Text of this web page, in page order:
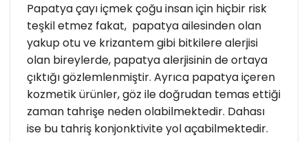
Papatya çayı içmek çoğu insan için hiçbir risk
teşkil etmez fakat, papatya ailesinden olan
yakup otu ve krizantem gibi bitkilere alerjisi
olan bireylerde, papatya alerjisinin de ortaya
çıktığı gözlemlenmiştir. Ayrıca papatya içeren
kozmetik ürünler, göz ile doğrudan temas ettiği
zaman tahrişe neden olabilmektedir. Dahası
ise bu tahriş konjonktivite yol açabilmektedir.